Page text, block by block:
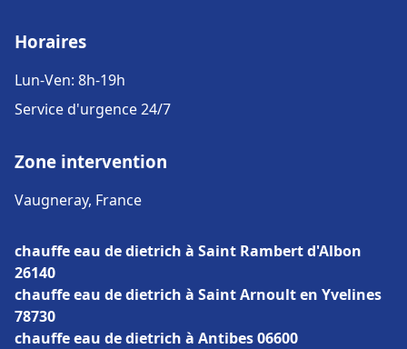
Horaires
Lun-Ven: 8h-19h
Service d'urgence 24/7
Zone intervention
Vaugneray, France
chauffe eau de dietrich à Saint Rambert d'Albon
26140
chauffe eau de dietrich à Saint Arnoult en Yvelines
78730
chauffe eau de dietrich à Antibes 06600